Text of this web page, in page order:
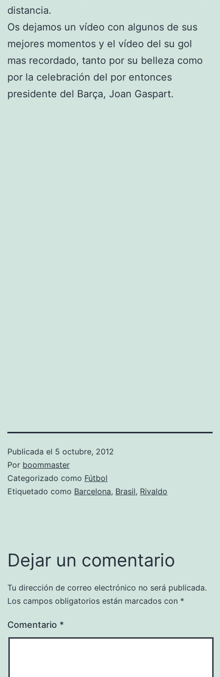
distancia.
Os dejamos un vídeo con algunos de sus
mejores momentos y el vídeo del su gol
mas recordado, tanto por su belleza como
por la celebración del por entonces
presidente del Barça, Joan Gaspart.
Publicada el 5 octubre, 2012
Por boommaster
Categorizado como Fútbol
Etiquetado como Barcelona, Brasil, Rivaldo
Dejar un comentario
Tu dirección de correo electrónico no será publicada.
Los campos obligatorios están marcados con *
Comentario *